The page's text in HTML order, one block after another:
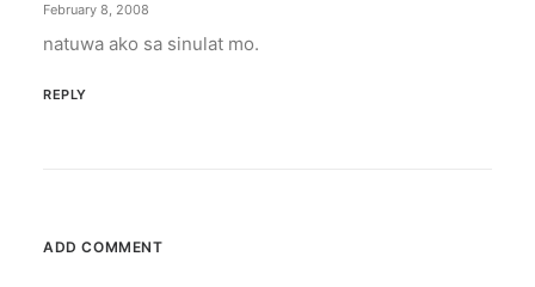
February 8, 2008
natuwa ako sa sinulat mo.
REPLY
ADD COMMENT